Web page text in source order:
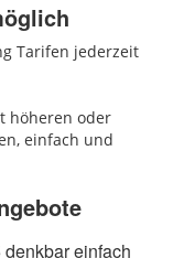
Tarifen jederzeit
höheren oder
einfach und
einfach